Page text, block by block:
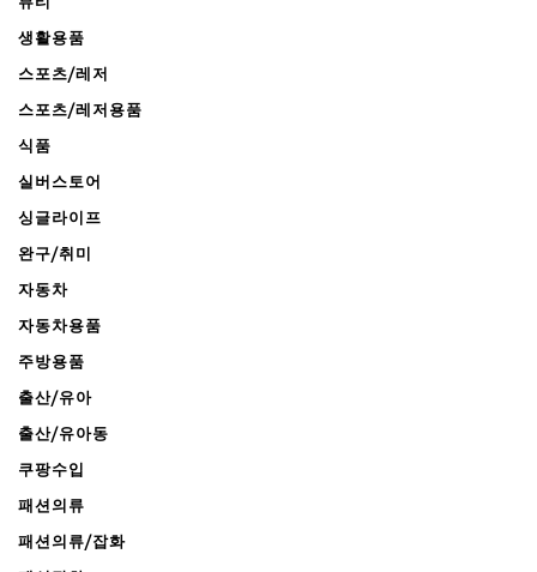
생활용품
스포츠/레저
스포츠/레저용품
식품
실버스토어
싱글라이프
완구/취미
자동차
자동차용품
주방용품
출산/유아
출산/유아동
쿠팡수입
패션의류
패션의류/잡화